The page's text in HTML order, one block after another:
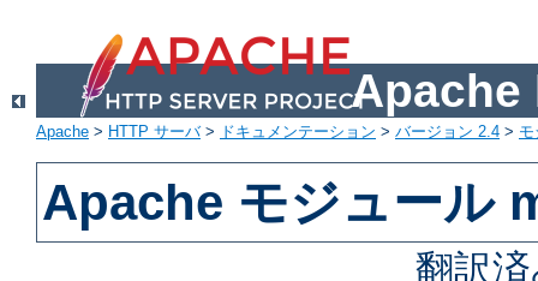
Apache
Apache > HTTP サーバ> ドキュメンテーション > バージョン 2.4 >
Apache モジュール
翻訳